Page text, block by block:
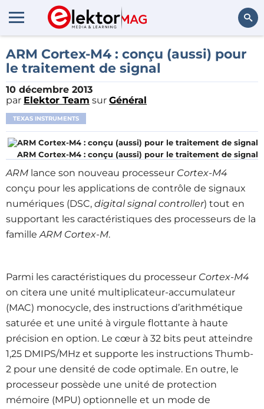
Rechercher
ARM Cortex-M4 : conçu (aussi) pour
le traitement de signal
10 décembre 2013
par Elektor Team sur Général
TEXAS INSTRUMENTS
ARM Cortex-M4 : conçu (aussi) pour le traitement de signal
ARM lance son nouveau processeur Cortex-M4
conçu pour les applications de contrôle de signaux
numériques (DSC, digital signal controller) tout en
supportant les caractéristiques des processeurs de la
familleARM Cortex-M.
Parmi les caractéristiques du processeur Cortex-M4
on citera une unité multiplicateur-accumulateur
(MAC) monocycle, des instructions d’arithmétique
saturée et une unité à virgule flottante à haute
précision en option. Le cœur à 32 bits peut atteindre
1,25 DMIPS/MHz et supporte les instructions Thumb-
2 pour une densité de code optimale. En outre, le
processeur possède une unité de protection
mémoire (MPU) optionnelle et un mode de